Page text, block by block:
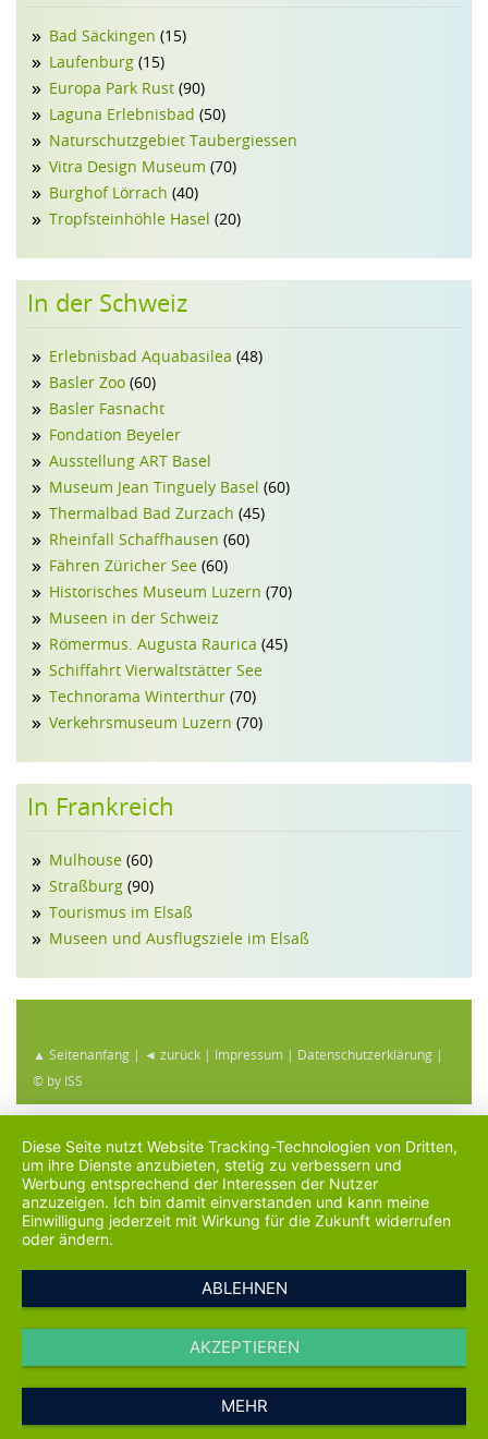
Bad Säckingen (15)
Laufenburg (15)
Europa Park Rust (90)
Laguna Erlebnisbad (50)
Naturschutzgebiet Taubergiessen
Vitra Design Museum (70)
Burghof Lörrach (40)
Tropfsteinhöhle Hasel (20)
In der Schweiz
Erlebnisbad Aquabasilea (48)
Basler Zoo (60)
Basler Fasnacht
Fondation Beyeler
Ausstellung ART Basel
Museum Jean Tinguely Basel (60)
Thermalbad Bad Zurzach (45)
Rheinfall Schaffhausen (60)
Fähren Züricher See (60)
Historisches Museum Luzern (70)
Museen in der Schweiz
Römermus. Augusta Raurica (45)
Schiffahrt Vierwaltstätter See
Technorama Winterthur (70)
Verkehrsmuseum Luzern (70)
In Frankreich
Mulhouse (60)
Straßburg (90)
Tourismus im Elsaß
Museen und Ausflugsziele im Elsaß
▲ Seitenanfang | ◄ zurück | Impressum | Datenschutzerklärung |
© by ISS
Diese Seite nutzt Website Tracking-Technologien von Dritten,
um ihre Dienste anzubieten, stetig zu verbessern und
Werbung entsprechend der Interessen der Nutzer
anzuzeigen. Ich bin damit einverstanden und kann meine
Einwilligung jederzeit mit Wirkung für die Zukunft widerrufen
oder ändern.
ABLEHNEN
AKZEPTIEREN
MEHR